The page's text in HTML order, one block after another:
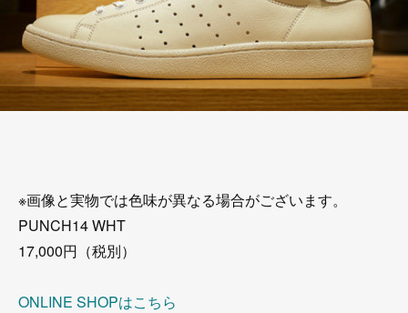
※画像と実物では色味が異なる場合がございます。
PUNCH14 WHT
17,000円（税別）
ONLINE SHOPはこちら